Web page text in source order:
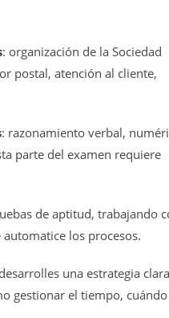
: organización de la Sociedad
postal, atención al cliente,
: razonamiento verbal,
parte del examen requiere
de aptitud, trabajando
los procesos.
una estrategia clara
gestionar el tiempo, cuándo